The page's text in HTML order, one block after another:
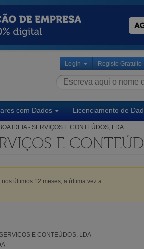
Login Registo Gratuito
com Dados Licenciamento de
IDEIA - SERVIÇOS E CONTEÚDOS, LDA
E
nos últimos 12 meses, a última vez a
E CONTEÚDOS, LDA